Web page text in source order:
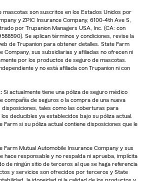
mascotas son suscritos en los Estados Unidos por
y ZPIC Insurance Company, 6100-4th Ave S,
por Trupanion Managers USA, Inc. (CA: con
Se aplican términos y condiciones, revise la
de Trupanion para obtener detalles. State Farm
Company, sus subsidiarias y afiliadas no ofrecen ni
por los productos de seguro de mascotas.
y no está afiliada con Trupanion ni con
Si actualmente tiene una póliza de seguro médico
compañía de seguros o la compra de una nueva
tales como las coberturas para
deducibles ya establecidos bajo su póliza actual.
Farm si su póliza actual contiene disposiciones que le
Farm Mutual Automobile Insurance Company y sus
hace responsable y no respalda ni aprueba, implícita
de ningún sitio de terceros al que se haga referencia
y servicios son ofrecidos por terceros y State